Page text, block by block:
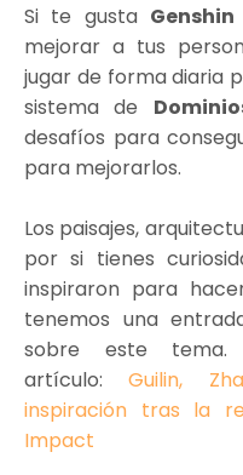
Si te gusta
mejorar a tus
jugar de forma diaria
sistema de
desafíos para
para mejorarlos.
Los paisajes,
por si tienes
inspiraron para
tenemos una
sobre este
artículo: Guilin,
inspiración tras la
Impact